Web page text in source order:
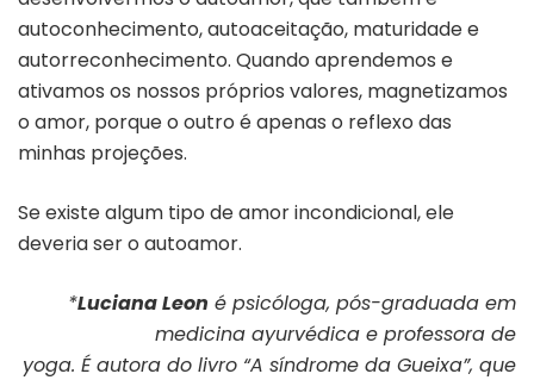
autoconhecimento, autoaceitação, maturidade e
autorreconhecimento. Quando aprendemos e
ativamos os nossos próprios valores, magnetizamos
o amor, porque o outro é apenas o reflexo das
minhas projeções.
Se existe algum tipo de amor incondicional, ele
deveria ser o autoamor.
*Luciana Leon é psicóloga, pós-graduada em
medicina ayurvédica e professora de
yoga. É autora do livro “A síndrome da Gueixa”, que